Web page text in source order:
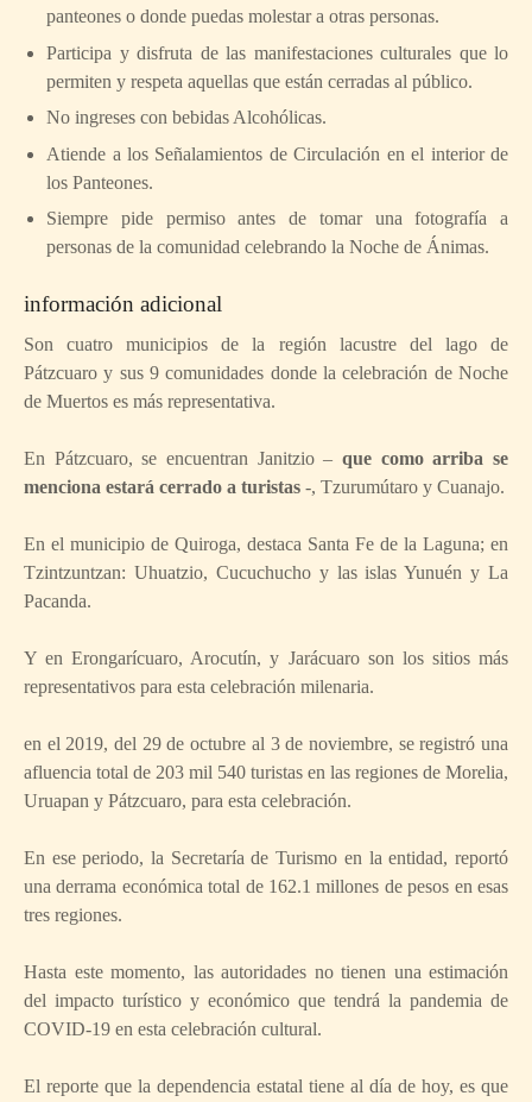
panteones o donde puedas molestar a otras personas.
Participa y disfruta de las manifestaciones culturales que lo
permiten y respeta aquellas que están cerradas al público.
No ingreses con bebidas Alcohólicas.
Atiende a los Señalamientos de Circulación en el interior de
los Panteones.
Siempre pide permiso antes de tomar una fotografía a
personas de la comunidad celebrando la Noche de Ánimas.
información adicional
Son cuatro municipios de la región lacustre del lago de
Pátzcuaro y sus 9 comunidades donde la celebración de Noche
de Muertos es más representativa.
En Pátzcuaro, se encuentran Janitzio – que como arriba se
menciona estará cerrado a turistas -, Tzurumútaro y Cuanajo.
En el municipio de Quiroga, destaca Santa Fe de la Laguna; en
Tzintzuntzan: Uhuatzio, Cucuchucho y las islas Yunuén y La
Pacanda.
Y en Erongarícuaro, Arocutín, y Jarácuaro son los sitios más
representativos para esta celebración milenaria.
en el 2019, del 29 de octubre al 3 de noviembre, se registró una
afluencia total de 203 mil 540 turistas en las regiones de Morelia,
Uruapan y Pátzcuaro, para esta celebración.
En ese periodo, la Secretaría de Turismo en la entidad, reportó
una derrama económica total de 162.1 millones de pesos en esas
tres regiones.
Hasta este momento, las autoridades no tienen una estimación
del impacto turístico y económico que tendrá la pandemia de
COVID-19 en esta celebración cultural.
El reporte que la dependencia estatal tiene al día de hoy, es que